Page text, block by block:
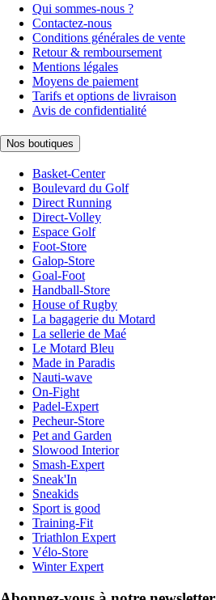
Qui sommes-nous ?
Contactez-nous
Conditions générales de vente
Retour & remboursement
Mentions légales
Moyens de paiement
Tarifs et options de livraison
Avis de confidentialité
Nos boutiques
Basket-Center
Boulevard du Golf
Direct Running
Direct-Volley
Espace Golf
Foot-Store
Galop-Store
Goal-Foot
Handball-Store
House of Rugby
La bagagerie du Motard
La sellerie de Maé
Le Motard Bleu
Made in Paradis
Nauti-wave
On-Fight
Padel-Expert
Pecheur-Store
Pet and Garden
Slowood Interior
Smash-Expert
Sneak'In
Sneakids
Sport is good
Training-Fit
Triathlon Expert
Vélo-Store
Winter Expert